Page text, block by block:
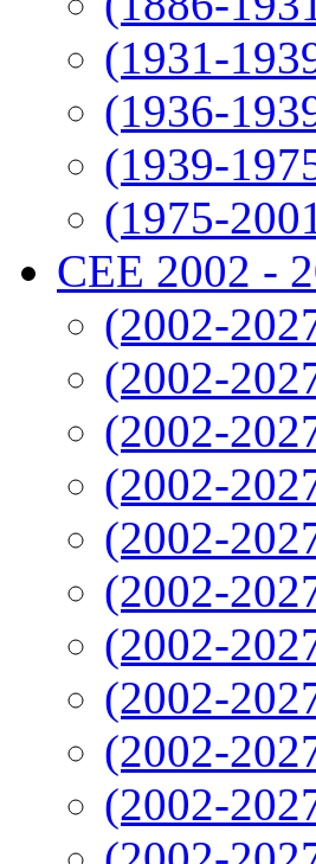
(1931-
(1936-
(1939-
(1975-
CEE 2002 -
(2002-
(2002-
(2002-
(2002-
(2002-
(2002-
(2002-
(2002-
(2002-
(2002-